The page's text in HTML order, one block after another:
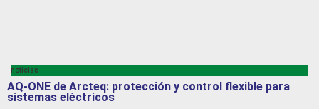
noticias
AQ-ONE de Arcteq: protección y control flexible para
sistemas eléctricos